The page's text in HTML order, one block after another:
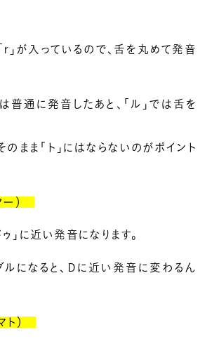
r」が入っているので、舌を丸めて発音
普通に発音したあと、「ル」では舌を
のまま「ト」にはならないのがポイント
ー）
」に近い発音になります。
ルになると、Ｄに近い発音に変わるん
ト）